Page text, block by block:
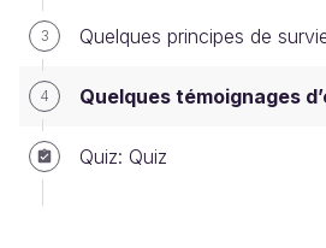
3 Quelques principes de
4 Quelques témoignages
Quiz: Quiz
Quels sont leurs 3
Any feedback to share with